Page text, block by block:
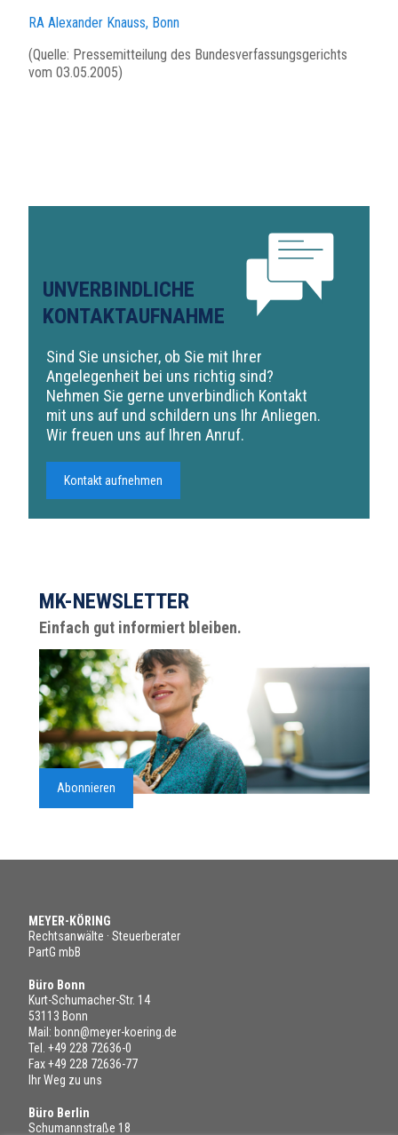
RA Alexander Knauss, Bonn
(Quelle: Pressemitteilung des Bundesverfassungsgerichts
vom 03.05.2005)
UNVERBINDLICHE
KONTAKTAUFNAHME
Sind Sie unsicher, ob Sie mit Ihrer
Angelegenheit bei uns richtig sind?
Nehmen Sie gerne unverbindlich Kontakt
mit uns auf und schildern uns Ihr Anliegen.
Wir freuen uns auf Ihren Anruf.
Kontakt aufnehmen
MK-NEWSLETTER
Einfach gut informiert bleiben.
Abonnieren
MEYER-KÖRING
Rechtsanwälte · Steuerberater
PartG mbB
Büro Bonn
Kurt-Schumacher-Str. 14
53113 Bonn
Mail: bonn@meyer-koering.de
Tel. +49 228 72636-0
Fax +49 228 72636-77
Ihr Weg zu uns
Büro Berlin
Schumannstraße 18